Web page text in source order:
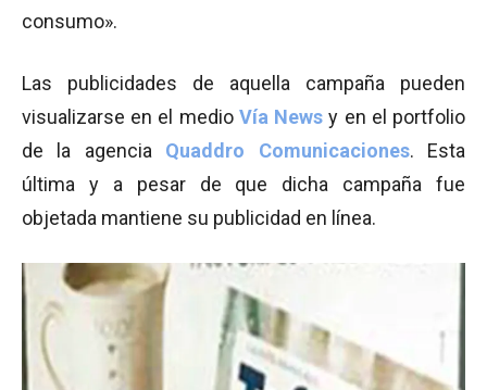
consumo».
Las publicidades de aquella campaña pueden
visualizarse en el medio Vía News y en el portfolio
de la agencia Quaddro Comunicaciones. Esta
última y a pesar de que dicha campaña fue
objetada mantiene su publicidad en línea.